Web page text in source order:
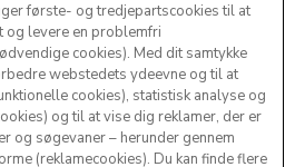
første- og tredjepartscookies til at
og levere en problemfri
cookies). Med dit samtykke
webstedets ydeevne og til at
cookies), statistisk analyse og
og til at vise dig reklamer, der er
og søgevaner – herunder gennem
(reklamecookies). Du kan finde flere